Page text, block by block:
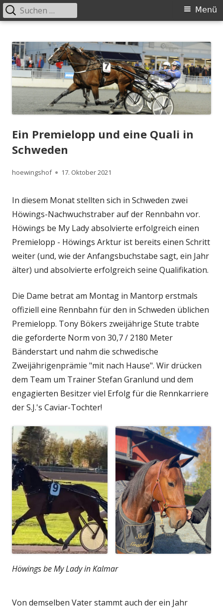
zum
Inhalt
Primäres
Menü
Suchen
nach:
Ein Premielopp und eine Quali in
Schweden
Autor
hoewingshof
Veröffentlicht
17. Oktober 2021
In diesem Monat stellten sich in Schweden zwei
Höwings-Nachwuchstraber auf der Rennbahn vor.
Höwings be My Lady absolvierte erfolgreich einen
Premielopp - Höwings Arktur ist bereits einen Schritt
weiter (und, wie der Anfangsbuchstabe sagt, ein Jahr
älter) und absolvierte erfolgreich seine Qualifikation.
Die Dame betrat am Montag in Mantorp erstmals
offiziell eine Rennbahn für den in Schweden üblichen
Premielopp. Tony Bökers zweijährige Stute trabte
die geforderte Norm von 30,7 / 2180 Meter
Bänderstart und nahm die schwedische
Zweijährigenprämie "mit nach Hause". Wir drücken
dem Team um Trainer Stefan Granlund und dem
engagierten Besitzer viel Erfolg für die Rennkarriere
der S.J.'s Caviar-Tochter!
Höwings be My Lady in Kalmar
Von demselben Vater stammt auch der ein Jahr